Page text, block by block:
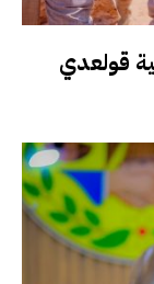
قولعدي